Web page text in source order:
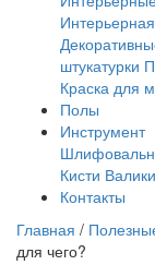
штукатурки
Краска для
Полы
Инструмент
Кисти Валики
Контакты
Главная /
для чего?